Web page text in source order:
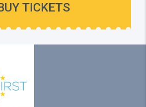
TICKETS